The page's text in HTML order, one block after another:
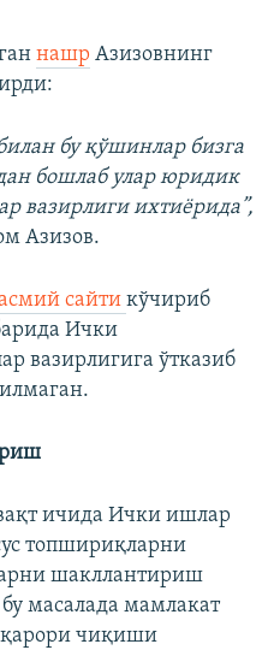
нашр Азизовнинг
бу қўшинлар бизга
бошлаб улар юридик
вазирлиги ихтиёрида”,
Азизов.
сайти кўчириб
Ички
вазирлигига ўтказиб
ичида Ички ишлар
топшириқларни
шакллантириш
масалада мамлакат
қарори чиқиши